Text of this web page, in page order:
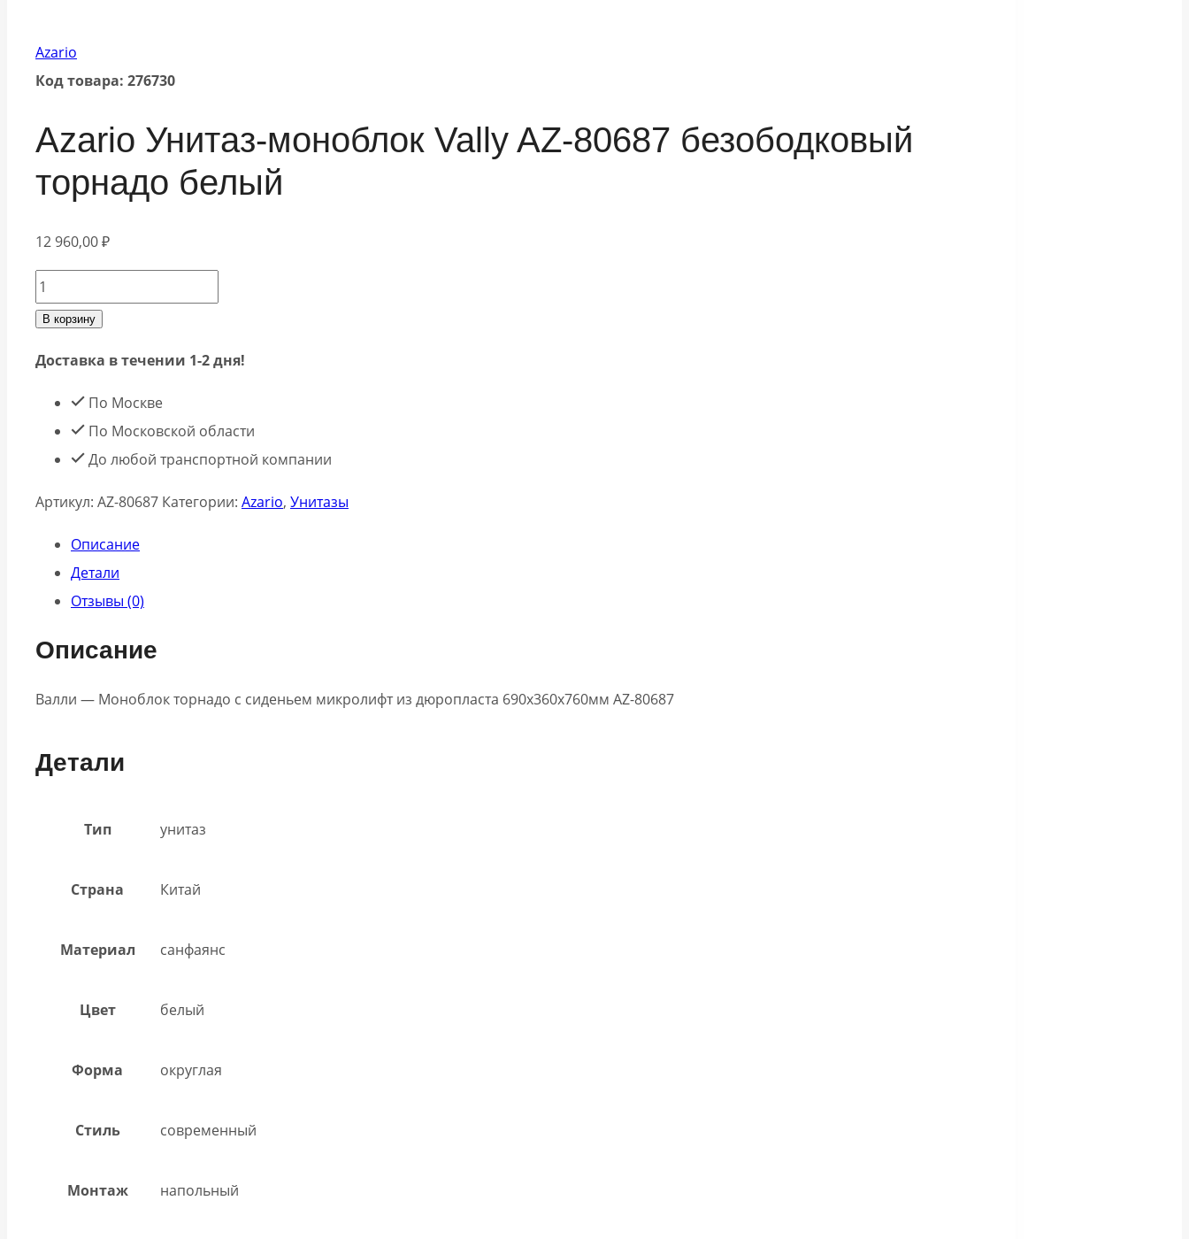
Azario
Код товара: 276730
Azario Унитаз-моноблок Vally AZ-80687 безободковый
торнадо белый
12 960,00₽
Количество
товара
Унитаз-
моноблок
Vally
безободковый
торнадо
белый
В корзину
Доставка в течении 1-2 дня!
По Москве
По Московской области
До любой транспортной компании
Артикул: AZ-80687 Категории: Azario, Унитазы
Описание
Детали
Отзывы (0)
Описание
Валли — Моноблок торнадо с сиденьем микролифт из дюропласта 690х360х760мм AZ-80687
Детали
Тип унитаз
Страна Китай
Материал санфаянс
Цвет белый
Форма округлая
Стиль современный
Монтаж напольный